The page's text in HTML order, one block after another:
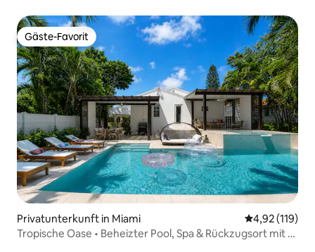
Gäste-Favorit
Gäste-Favorit
Privatunterkunft in Miami
4,92 (119)
Tropische Oase • Beheizter Pool, Spa & Rückzugsort mit 4